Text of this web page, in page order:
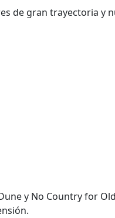
de gran trayectoria y
y No Country for